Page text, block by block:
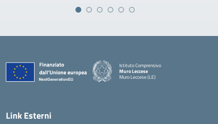
Istituto Comprensivo
Muro Leccese
Muro Leccese (LE)
Link Esterni